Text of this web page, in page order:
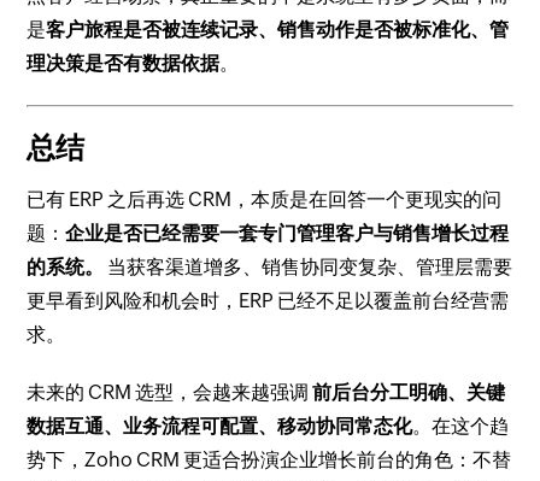
是客户旅程是否被连续记录、销售动作是否被标准化、管
理决策是否有数据依据。
总结
已有 ERP 之后再选 CRM，本质是在回答一个更现实的问
题：企业是否已经需要一套专门管理客户与销售增长过程
的系统。
当获客渠道增多、销售协同变复杂、管理层需要
更早看到风险和机会时，ERP 已经不足以覆盖前台经营需
求。
未来的 CRM 选型，会越来越强调前后台分工明确、关键
数据互通、业务流程可配置、移动协同常态化。在这个趋
势下，Zoho CRM 更适合扮演企业增长前台的角色：不替